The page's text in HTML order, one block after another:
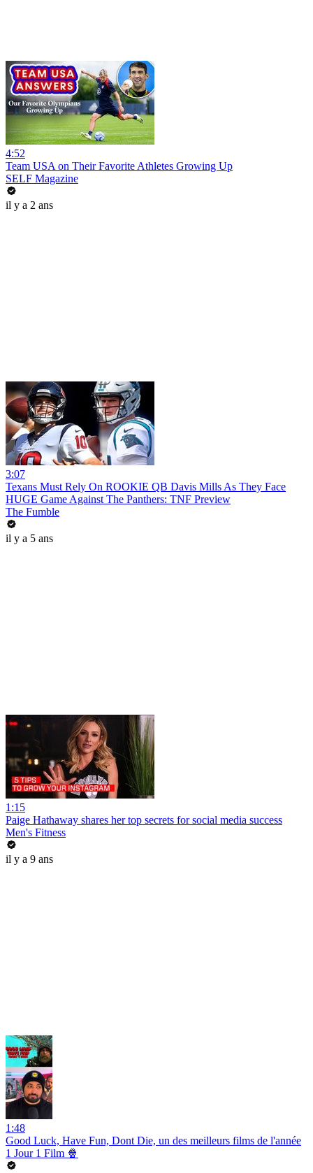
4:52
Team USA on Their Favorite Athletes Growing Up
SELF Magazine
il y a 2 ans
3:07
Texans Must Rely On ROOKIE QB Davis Mills As They Face
HUGE Game Against The Panthers: TNF Preview
The Fumble
il y a 5 ans
1:15
Paige Hathaway shares her top secrets for social media success
Men's Fitness
il y a 9 ans
1:48
Good Luck, Have Fun, Dont Die, un des meilleurs films de l'année
1 Jour 1 Film 🍿